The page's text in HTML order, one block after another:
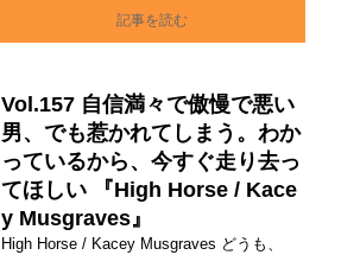
記事を読む
Vol.157 自信満々で傲慢で悪い
男、でも惹かれてしまう。わか
っているから、今すぐ走り去っ
てほしい 『High Horse / Kace
y Musgraves』
High Horse / Kacey Musgraves どうも、